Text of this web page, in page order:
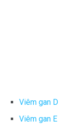
Viêm gan D
Viêm gan E